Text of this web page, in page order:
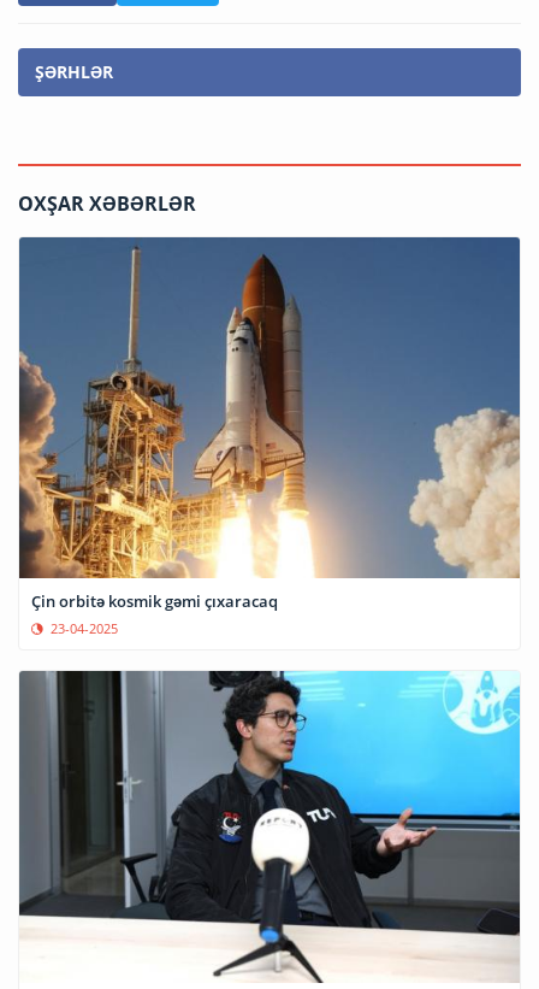
ŞƏRHLƏR
OXŞAR XƏBƏRLƏR
Çin orbitə kosmik gəmi çıxaracaq
23-04-2025